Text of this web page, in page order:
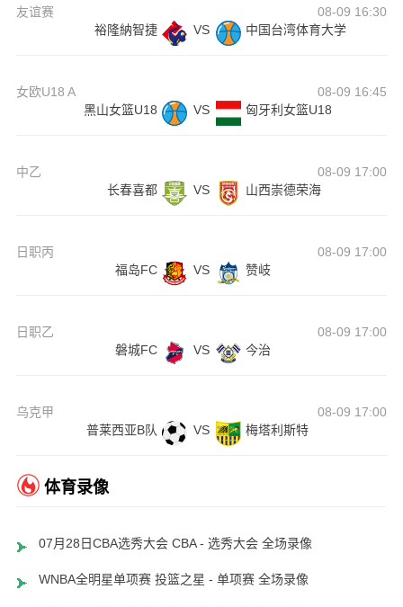
友谊赛
08-09 16:30
裕隆納智捷
VS 中国台湾体育大学
女欧U18 A
08-09 16:45
黑山女篮U18
VS 匈牙利女篮U18
中乙
08-09 17:00
长春喜都
VS 山西崇德荣海
日职丙
08-09 17:00
福岛FC
VS 赞岐
日职乙
08-09 17:00
磐城FC
VS 今治
乌克甲
08-09 17:00
普莱西亚B队
VS 梅塔利斯特
体育录像
07月28日CBA选秀大会 CBA - 选秀大会 全场录像
WNBA全明星单项赛 投篮之星 - 单项赛 全场录像